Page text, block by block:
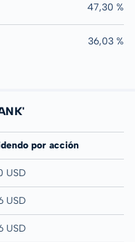
47,30 %
36,03 %
por acción
USD
USD
USD